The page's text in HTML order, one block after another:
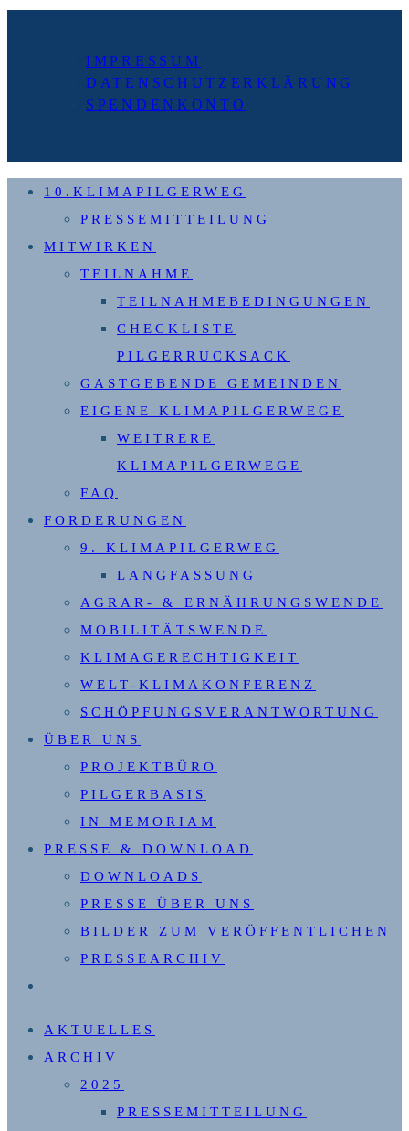
nächsten
IMPRESSUM
DATENSCHUTZERKLÄRUNG
SPENDENKONTO
10.KLIMAPILGERWEG
PRESSEMITTEILUNG
MITWIRKEN
TEILNAHME
TEILNAHMEBEDINGUNGEN
CHECKLISTE
PILGERRUCKSACK
GASTGEBENDE GEMEINDEN
EIGENE KLIMAPILGERWEGE
WEITRERE
KLIMAPILGERWEGE
FAQ
FORDERUNGEN
9. KLIMAPILGERWEG
LANGFASSUNG
AGRAR- & ERNÄHRUNGSWENDE
MOBILITÄTSWENDE
KLIMAGERECHTIGKEIT
WELT-KLIMAKONFERENZ
SCHÖPFUNGSVERANTWORTUNG
ÜBER UNS
PROJEKTBÜRO
PILGERBASIS
IN MEMORIAM
PRESSE & DOWNLOAD
DOWNLOADS
PRESSE ÜBER UNS
BILDER ZUM VERÖFFENTLICHEN
PRESSEARCHIV
UMSCHALTEN
AKTUELLES
ARCHIV
2025
PRESSEMITTEILUNG